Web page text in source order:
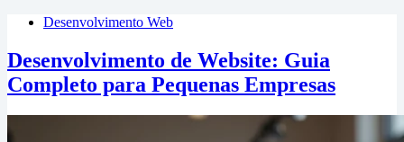
Desenvolvimento Web
Desenvolvimento de Website: Guia
Completo para Pequenas Empresas